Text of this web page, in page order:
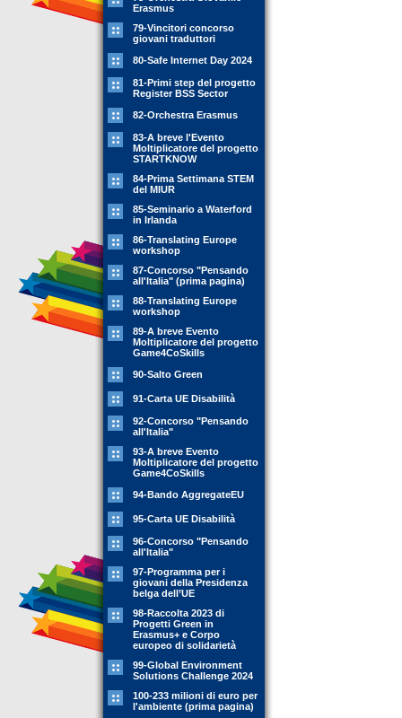
Erasmus
79-Vincitori concorso
giovani traduttori
80-Safe Internet Day 2024
81-Primi step del progetto
Register BSS Sector
82-Orchestra Erasmus
83-A breve l'Evento
Moltiplicatore del progetto
STARTKNOW
84-Prima Settimana STEM
del MIUR
85-Seminario a Waterford
in Irlanda
86-Translating Europe
workshop
87-Concorso "Pensando
all'Italia" (prima pagina)
88-Translating Europe
workshop
89-A breve Evento
Moltiplicatore del progetto
Game4CoSkills
90-Salto Green
91-Carta UE Disabilità
92-Concorso "Pensando
all'Italia"
93-A breve Evento
Moltiplicatore del progetto
Game4CoSkills
94-Bando AggregateEU
95-Carta UE Disabilità
96-Concorso "Pensando
all'Italia"
97-Programma per i
giovani della Presidenza
belga dell’UE
98-Raccolta 2023 di
Progetti Green in
Erasmus+ e Corpo
europeo di solidarietà
99-Global Environment
Solutions Challenge 2024
100-233 milioni di euro per
l'ambiente (prima pagina)